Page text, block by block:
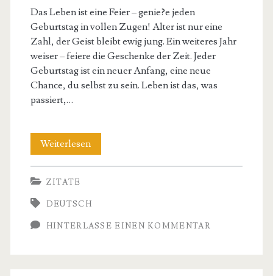
Das Leben ist eine Feier – genie?e jeden
Geburtstag in vollen Zugen! Alter ist nur eine
Zahl, der Geist bleibt ewig jung. Ein weiteres Jahr
weiser – feiere die Geschenke der Zeit. Jeder
Geburtstag ist ein neuer Anfang, eine neue
Chance, du selbst zu sein. Leben ist das, was
passiert,…
WeiterlesenInspirierende
Zitate
Philosophen
zum
ZITATE
DEUTSCH
HINTERLASSE EINEN KOMMENTAR